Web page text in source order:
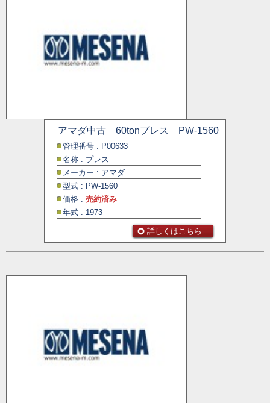
アマダ中古 60tonプレス PW-1560
管理番号 : P00633
名称 : プレス
メーカー : アマダ
型式 : PW-1560
価格 : 売約済み
年式 : 1973
詳しくはこちら